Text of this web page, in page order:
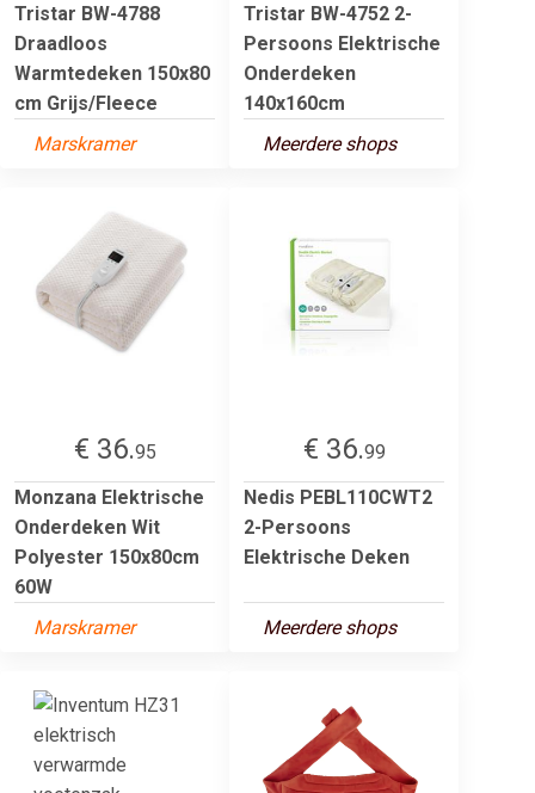
Tristar BW-4788
Draadloos
Warmtedeken 150x80
cm Grijs/Fleece
Marskramer
Tristar BW-4752 2-
Persoons Elektrische
Onderdeken
140x160cm
Meerdere shops
€ 36.95
Monzana Elektrische
Onderdeken Wit
Polyester 150x80cm
60W
Marskramer
€ 36.99
Nedis PEBL110CWT2
2-Persoons
Elektrische Deken
Meerdere shops